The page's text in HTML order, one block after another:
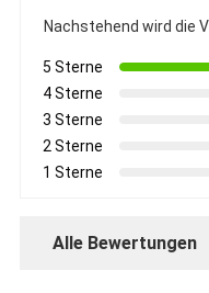
Nachstehend wird die
5 Sterne
4 Sterne
3 Sterne
2 Sterne
1 Sterne
Alle Bewertungen